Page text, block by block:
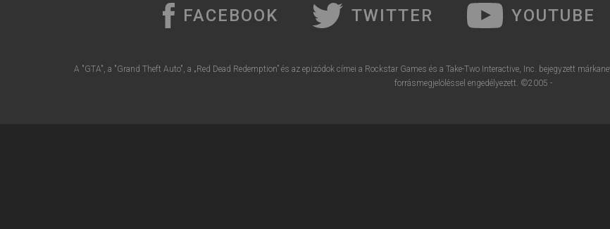
FACEBOOK TWITTER YOUTUBE
A "GTA", a "Grand Theft Auto", a „Red Dead Redemption” és az epizódok címei a Rockstar Games és a Take-Two Interactive, Inc. bejegyzett
forrásmegjelöléssel engedélyezett. ©2005 -